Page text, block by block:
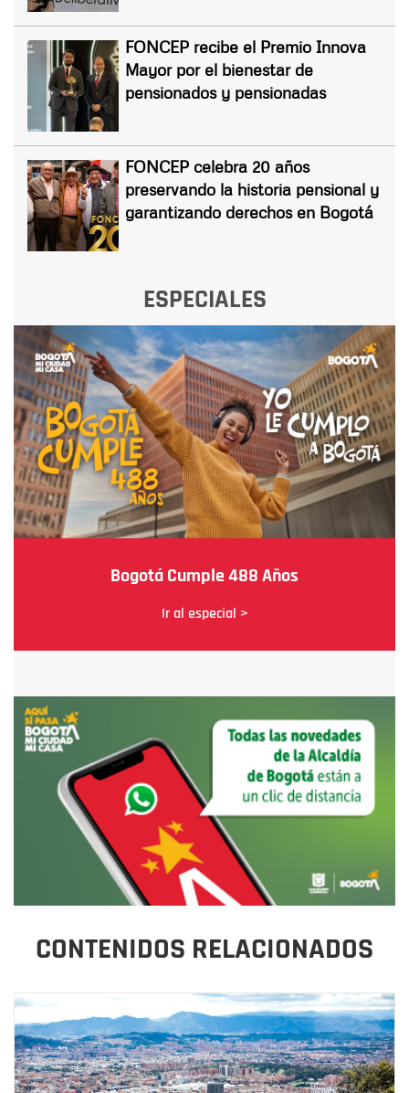
FONCEP recibe el Premio Innova
Mayor por el bienestar de
pensionados y pensionadas
FONCEP celebra 20 años
preservando la historia pensional y
garantizando derechos en Bogotá
ESPECIALES
Bogotá Cumple 488 Años
Ir al especial >
CONTENIDOS RELACIONADOS